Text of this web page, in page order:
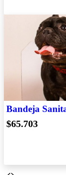
Bandeja
$65.703